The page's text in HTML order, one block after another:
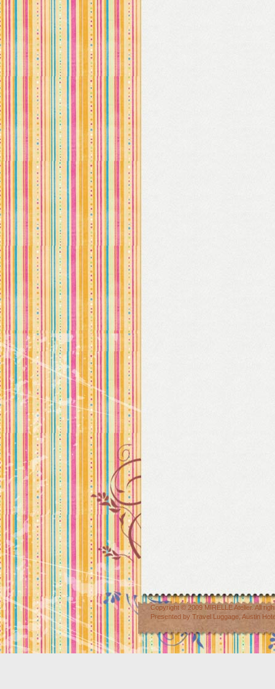
Copyright © 2009 MIRELLE Atelier. All
Presented by Travel Luggage Austin